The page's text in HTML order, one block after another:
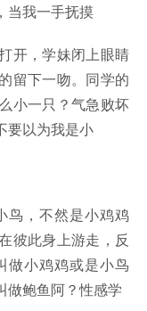
当我一手抚摸
开，学妹闭上眼睛
留下一吻。同学的
小一只？气急败坏
要以为我是小
鸟，不然是小鸡鸡
彼此身上游走，反
做小鸡鸡或是小鸟
做鲍鱼阿？性感学